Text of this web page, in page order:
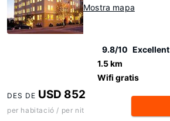
Mostra mapa
9.8/10 Excellent
1.5 km
Wifi gratis
DES DE USD 852
per habitació / per nit